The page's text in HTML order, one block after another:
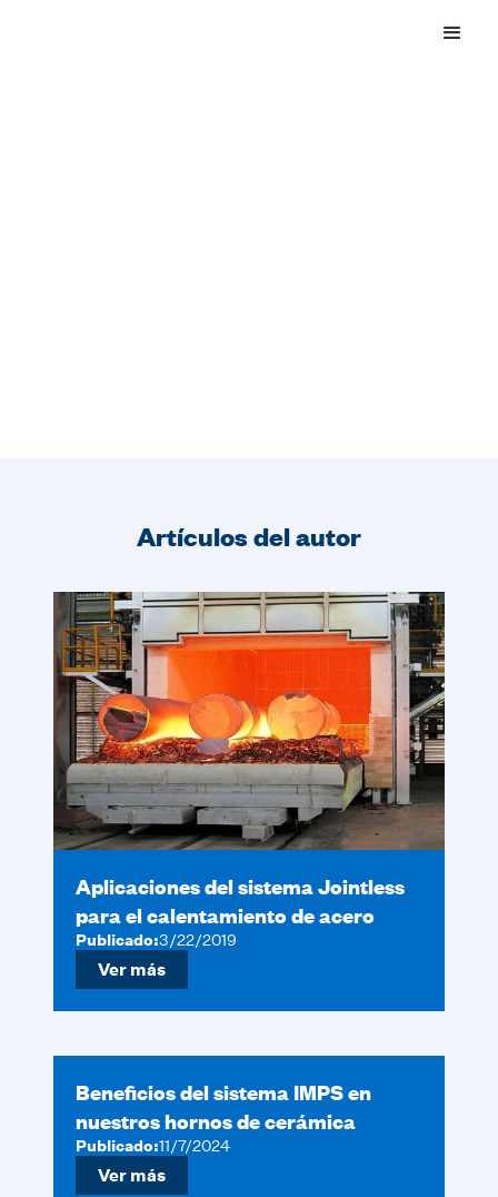
Artículos del autor
Aplicaciones del sistema Jointless
para el calentamiento de acero
Publicado:3/22/2019
Ver más
Beneficios del sistema IMPS en
nuestros hornos de cerámica
Publicado:11/7/2024
Ver más